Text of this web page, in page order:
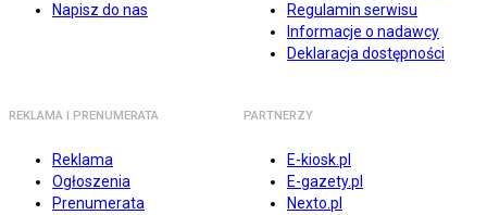
Napisz do nas
Regulamin serwisu
Informacje o nadawcy
Deklaracja dostępności
REKLAMA I PRENUMERATA
Reklama
Ogłoszenia
Prenumerata
PARTNERZY
E-kiosk.pl
E-gazety.pl
Nexto.pl